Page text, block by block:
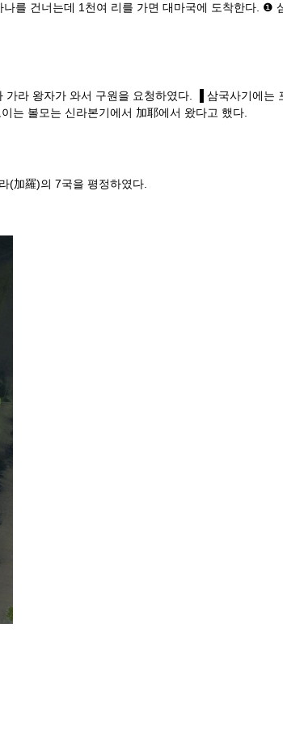
를 건너는데 1천여 리를 가면 대마국에 도착한다. ❶
라 왕자가 와서 구원을 요청하였다. ▐ 삼국사기에
는 볼모는 신라본기에서 加耶에서 왔다고 했다.
(加羅)의 7국을 평정하였다.